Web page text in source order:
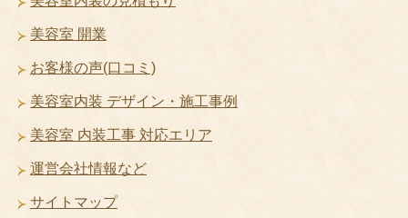
美容室 開業
お客様の声(口コミ)
美容室内装 デザイン・施工事例
美容室 内装工事 対応エリア
運営会社情報など
サイトマップ